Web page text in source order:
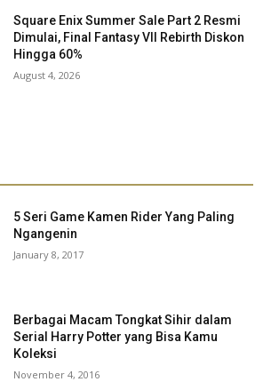
Square Enix Summer Sale Part 2 Resmi
Dimulai, Final Fantasy VII Rebirth Diskon
Hingga 60%
August 4, 2026
5 Seri Game Kamen Rider Yang Paling
Ngangenin
January 8, 2017
Berbagai Macam Tongkat Sihir dalam
Serial Harry Potter yang Bisa Kamu
Koleksi
November 4, 2016